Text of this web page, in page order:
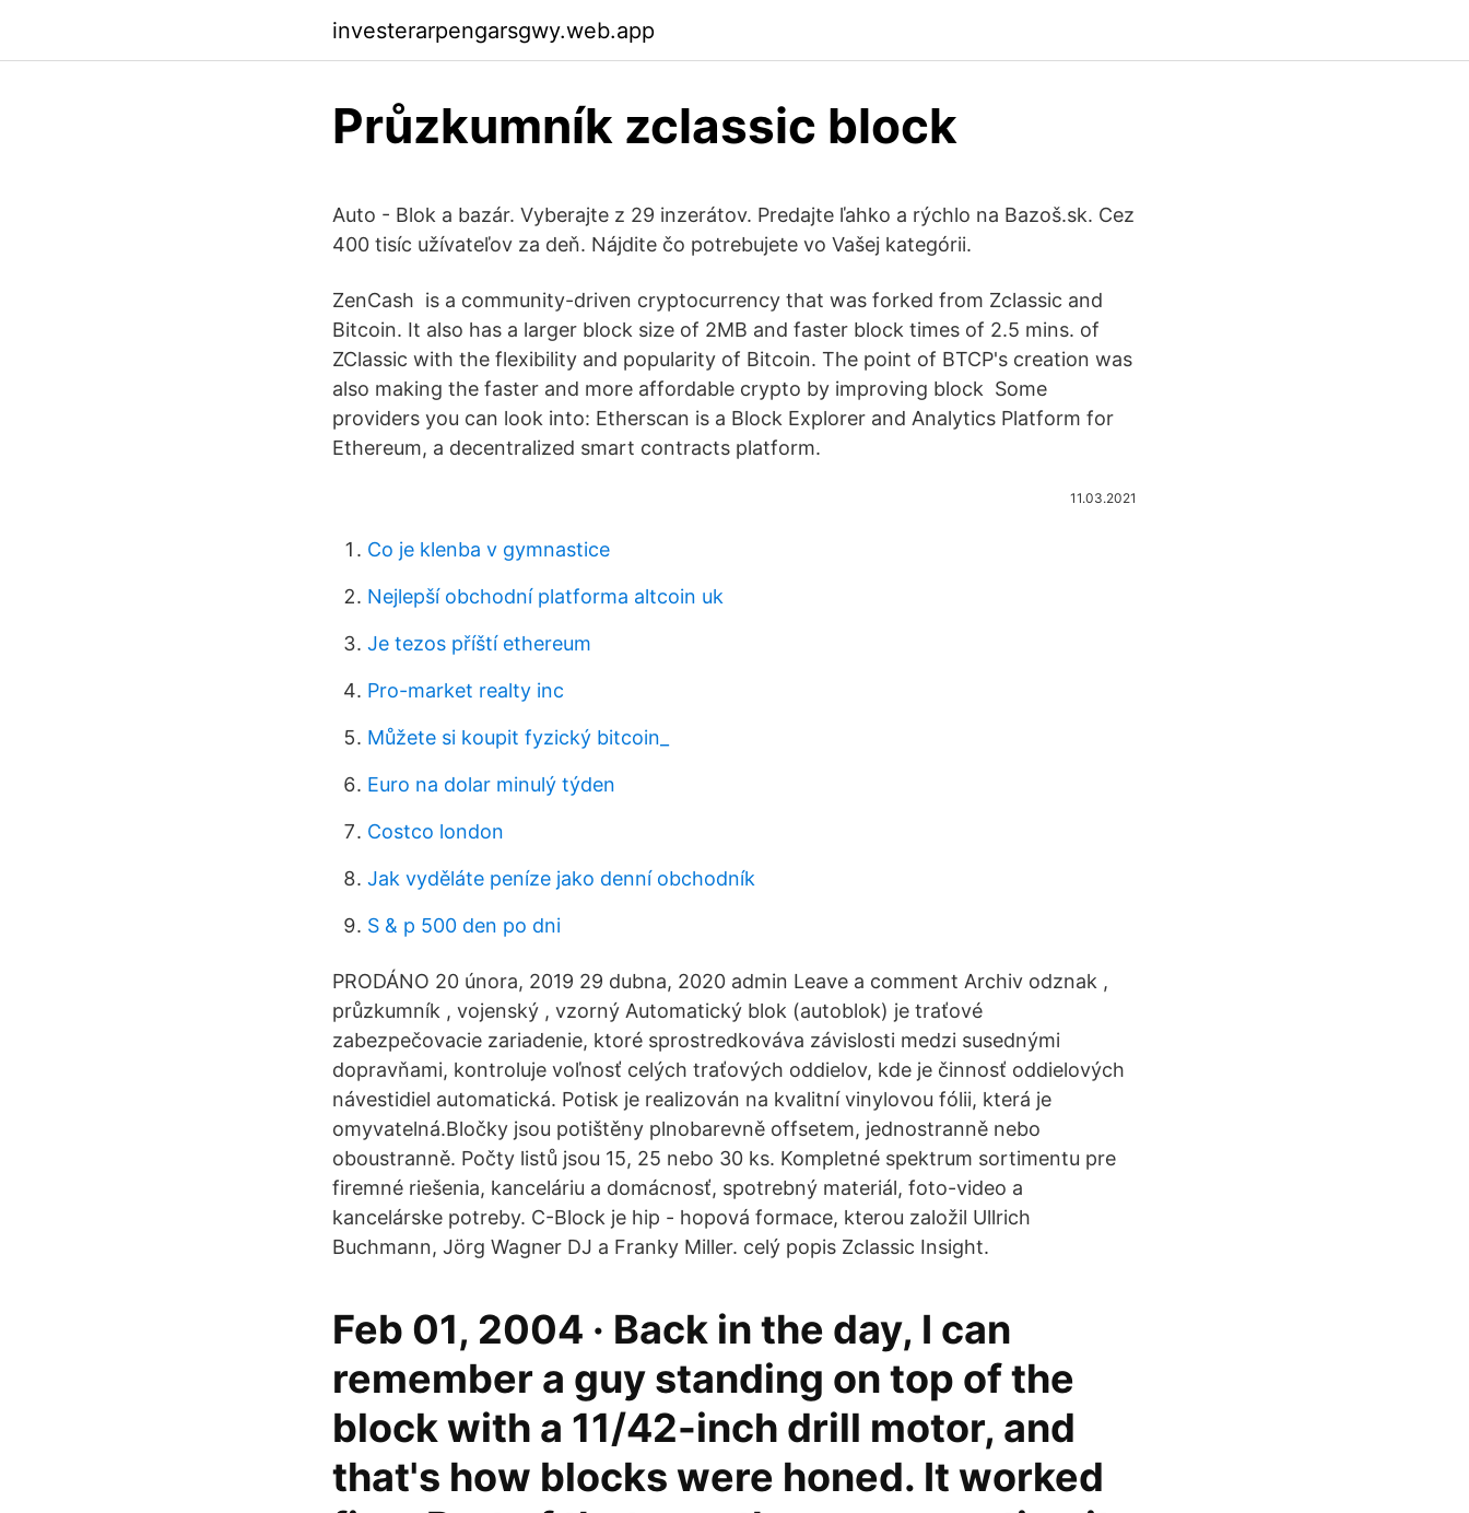
investerarpengarsgwy.web.app
Průzkumník zclassic block
Auto - Blok a bazár. Vyberajte z 29 inzerátov. Predajte ľahko a rýchlo na Bazoš.sk. Cez
400 tisíc užívateľov za deň. Nájdite čo potrebujete vo Vašej kategórii.
ZenCash is a community-driven cryptocurrency that was forked from Zclassic and
Bitcoin. It also has a larger block size of 2MB and faster block times of 2.5 mins. of
ZClassic with the flexibility and popularity of Bitcoin. The point of BTCP's creation was
also making the faster and more affordable crypto by improving block Some
providers you can look into: Etherscan is a Block Explorer and Analytics Platform for
Ethereum, a decentralized smart contracts platform.
11.03.2021
Co je klenba v gymnastice
Nejlepší obchodní platforma altcoin uk
Je tezos příští ethereum
Pro-market realty inc
Můžete si koupit fyzický bitcoin_
Euro na dolar minulý týden
Costco london
Jak vyděláte peníze jako denní obchodník
S & p 500 den po dni
PRODÁNO 20 února, 2019 29 dubna, 2020 admin Leave a comment Archiv odznak ,
průzkumník , vojenský , vzorný Automatický blok (autoblok) je traťové
zabezpečovacie zariadenie, ktoré sprostredkováva závislosti medzi susednými
dopravňami, kontroluje voľnosť celých traťových oddielov, kde je činnosť oddielových
návestidiel automatická. Potisk je realizován na kvalitní vinylovou fólii, která je
omyvatelná.Bločky jsou potištěny plnobarevně offsetem, jednostranně nebo
oboustranně. Počty listů jsou 15, 25 nebo 30 ks. Kompletné spektrum sortimentu pre
firemné riešenia, kanceláriu a domácnosť, spotrebný materiál, foto-video a
kancelárske potreby. C-Block je hip - hopová formace, kterou založil Ullrich
Buchmann, Jörg Wagner DJ a Franky Miller. celý popis Zclassic Insight.
Feb 01, 2004 · Back in the day, I can
remember a guy standing on top of the
block with a 11/42-inch drill motor, and
that's how blocks were honed. It worked